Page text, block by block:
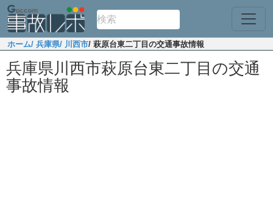
ホーム/ 兵庫県/ 川西市/ 萩原台東二丁目の交通事故情報
兵庫県川西市萩原台東二丁目の交通
事故情報